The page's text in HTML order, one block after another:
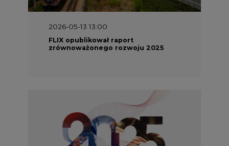
2026-05-13 13:00
FLIX opublikował raport
zrównoważonego rozwoju 2025